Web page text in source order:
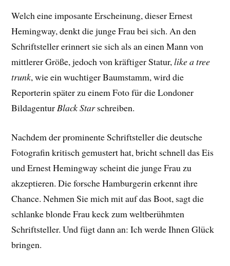
Welch eine imposante Erscheinung, dieser Ernest
Hemingway, denkt die junge Frau bei sich. An den
Schriftsteller erinnert sie sich als an einen Mann von
mittlerer Größe, jedoch von kräftiger Statur,like a tree
trunk, wie ein wuchtiger Baumstamm, wird die
Reporterin später zu einem Foto für die Londoner
BildagenturBlack Starschreiben.
Nachdem der prominente Schriftsteller die deutsche
Fotografin kritisch gemustert hat, bricht schnell das Eis
und Ernest Hemingway scheint die junge Frau zu
akzeptieren. Die forsche Hamburgerin erkennt ihre
Chance. Nehmen Sie mich mit auf das Boot, sagt die
schlanke blonde Frau keck zum weltberühmten
Schriftsteller. Und fügt dann an: Ich werde Ihnen Glück
bringen.